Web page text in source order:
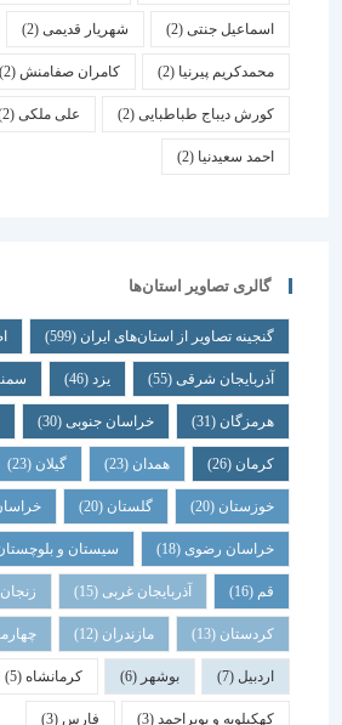
اسماعیل جنتی(2) شهریار قدیمی(2)
محمدکریم پیرنیا (2) کامران صفامنش(2)
کورش دیباج طباطبایی(2) علی ملکی(2)
احمد سعیدنیا (2)
گالری تصاویر استان‌ها
گنجینه تصاویر از استان‌های ایران(599) اصفهان (59)
آذربایجان شرقی(55) یزد سمنان (39)
هرمزگان(31) خراسان جنوبی(30) مرکزی
همدان گیلان
خوزستان(20) گلستان (20) خراسان
خراسان رضوی(18) سیستان و بلوچستان(18)
آذربایجان غربی(15) زنجان
کردستان(13) مازندران(12) چهارمحال و
بوشهر کرمانشاه(5)
کهکیلویه و بویراحمد(3) فارس